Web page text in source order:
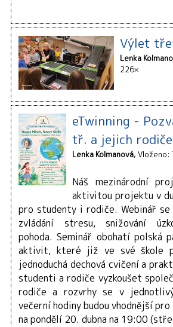
Výlet
Lenka
226×
eTwinning -
tř. a jejich rodiče
Lenka Kolmanová Vloženo:
Náš mezinárodní
aktivitou projektu v
pro studenty i rodiče. Webinář
zvládání stresu, snižování
pohoda. Seminář obohatí polská
aktivit, které již ve své škole
jednoduchá dechová cvičení a
studenti a rodiče vyzkoušet
rodiče a rozvrhy se v
večerní hodiny budou vhodnější
na pondělí 20. dubna na 19:00